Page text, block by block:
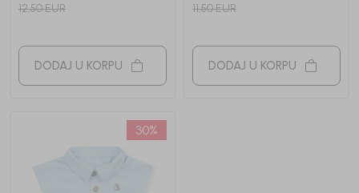
12,50EUR
DODAJ U KORPU
11,50EUR
DODAJ U KORPU
30%